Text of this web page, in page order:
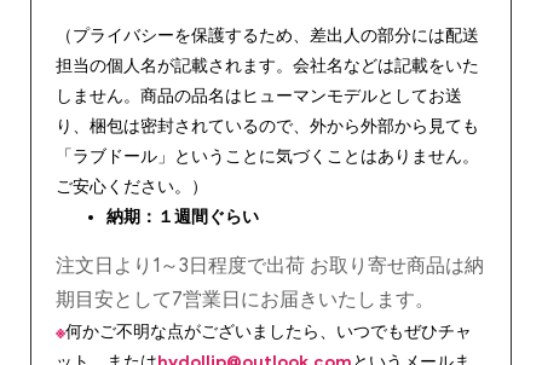
（プライバシーを保護するため、差出人の部分には配送
担当の個人名が記載されます。会社名などは記載をいた
しません。商品の品名はヒューマンモデルとしてお送
り、梱包は密封されているので、外から外部から見ても
「ラブドール」ということに気づくことはありません。
ご安心ください。）
納期：１週間ぐらい
注文日より1～3日程度で出荷 お取り寄せ商品は納
期目安として7営業日にお届きいたします。
※何かご不明な点がございましたら、いつでもぜひチャ